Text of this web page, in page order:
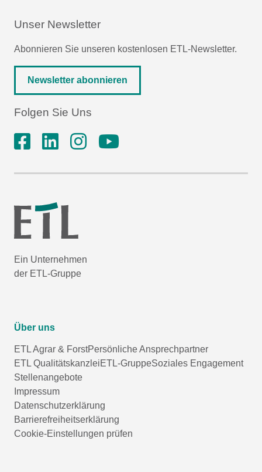
Unser Newsletter
Abonnieren Sie unseren kostenlosen ETL-Newsletter.
Newsletter abonnieren
Folgen Sie Uns
Ein Unternehmen
der ETL-Gruppe
Über uns
ETL Agrar & ForstPersönliche Ansprechpartner
ETL QualitätskanzleiETL-GruppeSoziales Engagement
Stellenangebote
Impressum
Datenschutzerklärung
Barrierefreiheitserklärung
Cookie-Einstellungen prüfen